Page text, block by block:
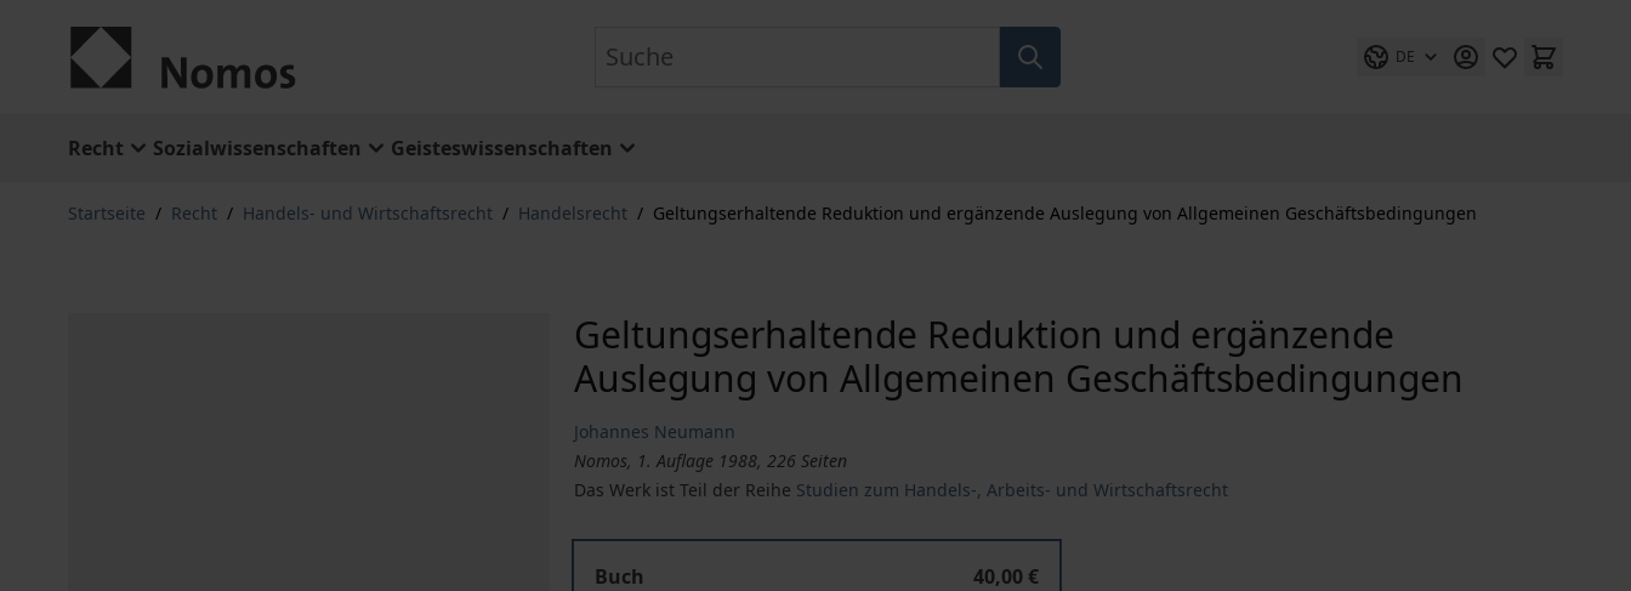
DE
Recht Sozialwissenschaften Geisteswissenschaften
Startseite / Recht / Handels- und Wirtschaftsrecht / Handelsrecht / Geltungserhaltende Reduktion und ergänzende Auslegung von Allgemeinen Geschäftsbedingungen
Geltungserhaltende Reduktion und ergänzende
Auslegung von Allgemeinen Geschäftsbedingungen
Johannes Neumann
Nomos, 1. Auflage 1988, 226 Seiten
Das Werk ist Teil der Reihe Studien zum Handels-, Arbeits- und Wirtschaftsrecht
Buch
40,00 €